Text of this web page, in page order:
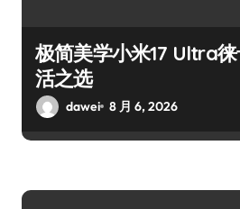
极简美学小米17 Ultra
活之选
dawei 8 月 6, 2026